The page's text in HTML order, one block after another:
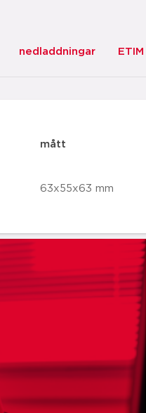
nedladdningar ETIM
mått
63x55x63 mm